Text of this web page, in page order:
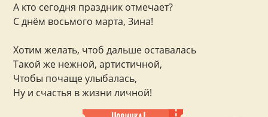
А кто сегодня праздник отмечает?
С днём восьмого марта, Зина!
Хотим желать, чтоб дальше оставалась
Такой же нежной, артистичной,
Чтобы почаще улыбалась,
Ну и счастья в жизни личной!